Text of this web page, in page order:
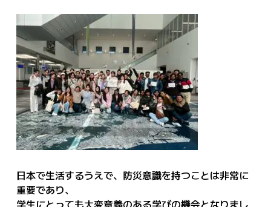
日本で生活するうえで、防災意識を持つことは非常に
重要であり、
学生にとっても大変意義のある学びの機会となりまし